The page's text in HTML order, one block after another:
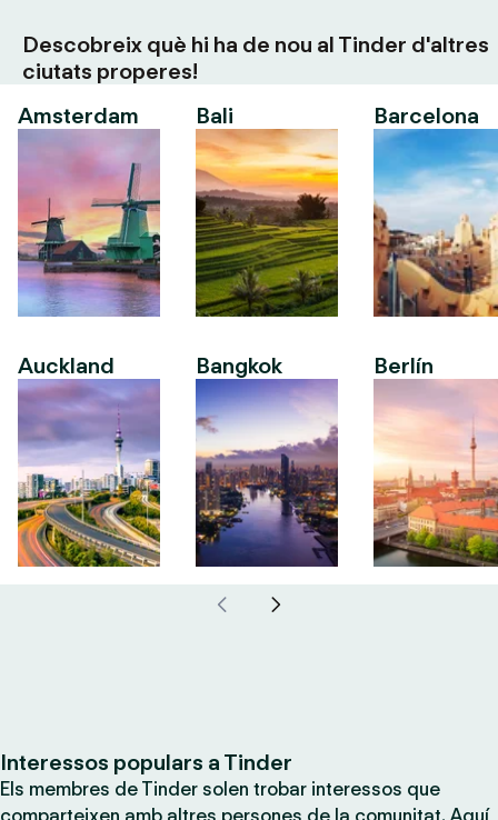
Descobreix què hi ha de nou al Tinder d'altres
ciutats properes!
Amsterdam
Auckland
Bali
Bangkok
Barcelona
Berlín
Interessos populars a Tinder
Els membres de Tinder solen trobar interessos que
comparteixen amb altres persones de la comunitat. Aquí